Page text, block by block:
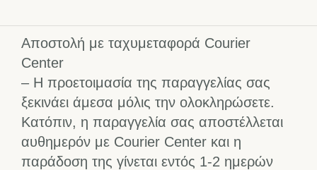
Αποστολή με ταχυμεταφορά Courier
Center
– Η προετοιμασία της παραγγελίας σας
ξεκινάει άμεσα μόλις την ολοκληρώσετε.
Κατόπιν, η παραγγελία σας αποστέλλεται
αυθημερόν με Courier Center και η
παράδοση της γίνεται εντός 1-2 ημερών